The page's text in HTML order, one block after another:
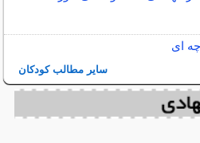
ای
سایر مطالب کودکان